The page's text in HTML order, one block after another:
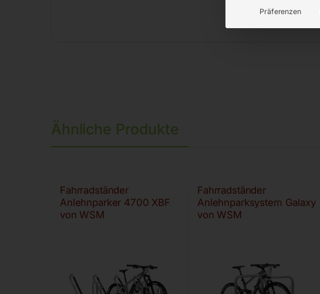
Ähnliche Produkte
Fahrradständer
Anlehnparker 4700 XBF
von WSM
Fahrradständer
Anlehnparksystem Galaxy
von WSM
Präferenzen